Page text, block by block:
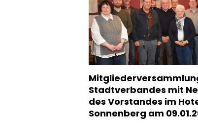
Stadtverbandes mit
des Vorstandes im
Sonnenberg am